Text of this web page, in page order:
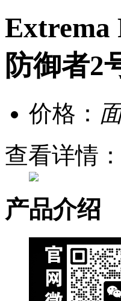
Extrema
防御者2
价格：
查看详情：
产品介绍